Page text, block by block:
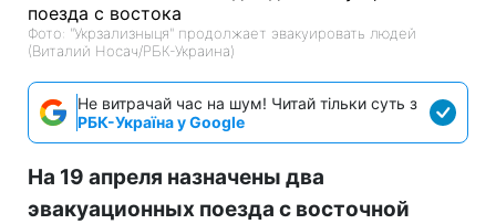
Фото: "Укрзализныця" продолжает эвакуировать людей
(Виталий Носач/РБК-Украина)
Не витрачай час на шум! Читай тільки суть з
РБК-Україна у Google
На 19 апреля назначены два
эвакуационных поезда с восточной